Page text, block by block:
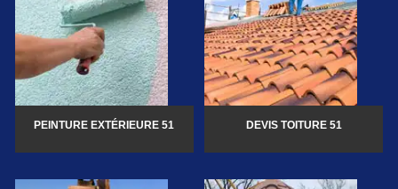
PEINTURE EXTÉRIEURE 51 DEVIS TOITURE 51